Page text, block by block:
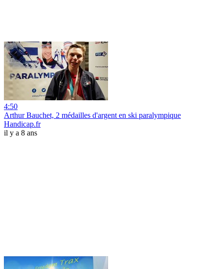
4:50
Arthur Bauchet, 2 médailles d'argent en ski paralympique
Handicap.fr
il y a 8 ans